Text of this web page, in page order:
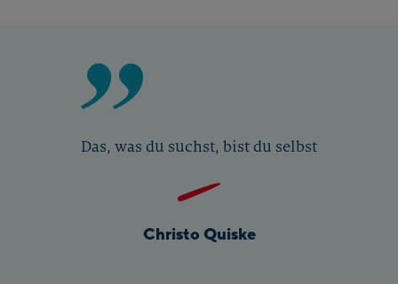
Das, was du suchst, bist du selbst
Christo Quiske